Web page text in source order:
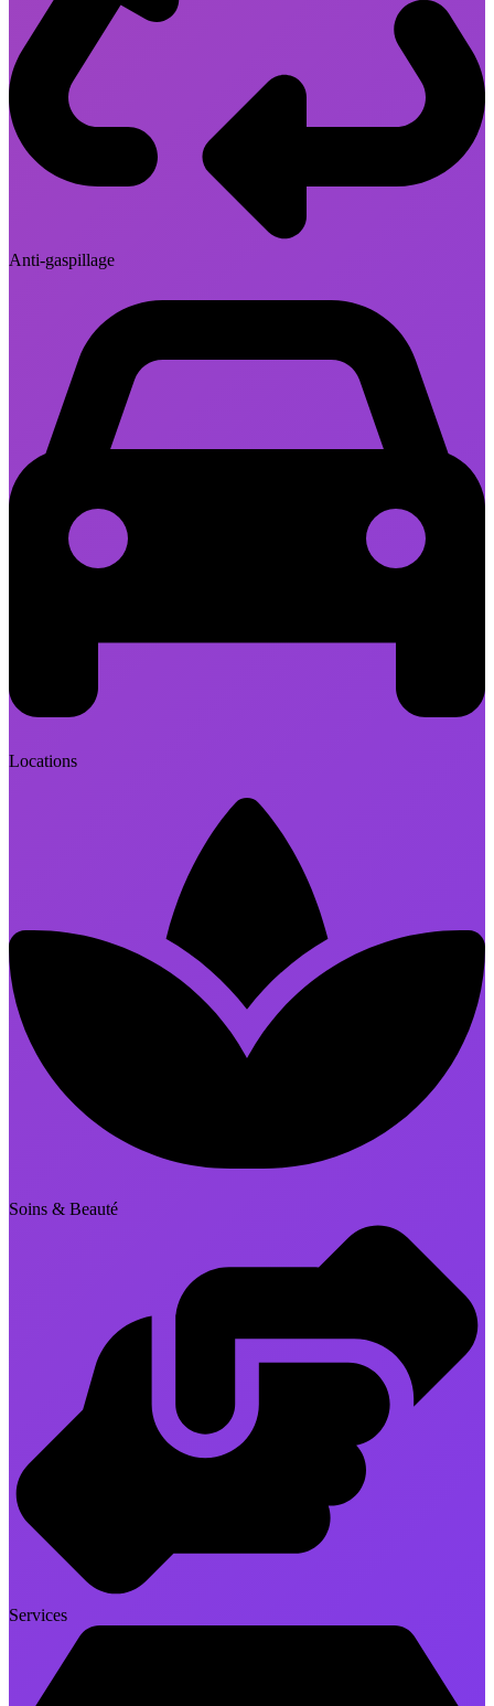
Anti-gaspillage
Locations
Soins & Beauté
Services